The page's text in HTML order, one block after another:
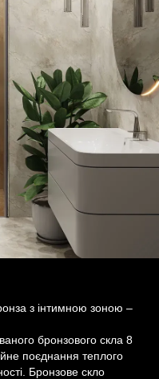
з інтимною зоною –
бронзового скла 8
поєднання теплого
Бронзове скло